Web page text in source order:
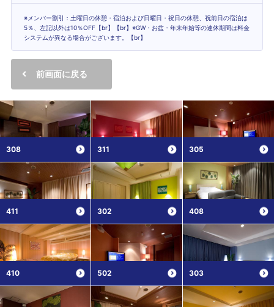
※メンバー割引：土曜日の休憩・宿泊および日曜日・祝日の休憩、祝前日の宿泊は
5％、左記以外は10％OFF【br】【br】※GW・お盆・年末年始等の連休期間は料金
システムが異なる場合がございます。【br】
前画面に戻る
308 311 305
411 302 408
410 502 303